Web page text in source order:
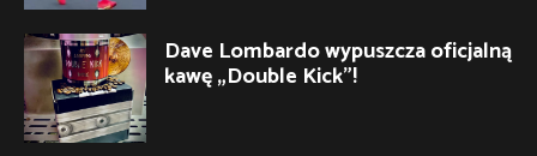
Dave Lombardo wypuszcza oficjalną
kawę „Double Kick”!